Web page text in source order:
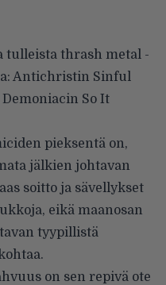
tulleista thrash metal -
Antichristin Sinful
So It
pieksentä on,
jälkien johtavan
soitto ja sävellykset
eikä maanosan
tyypillistä
on sen repivä ote